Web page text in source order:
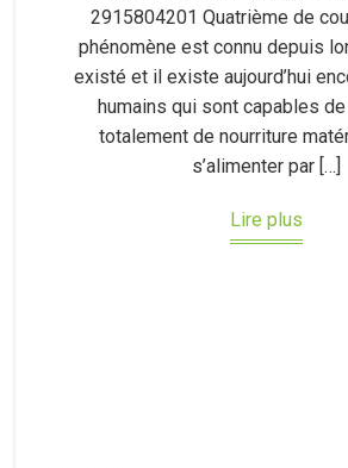
2915804201 Quatrième de
phénomène est connu depuis
existé et il existe aujourd’hui
humains qui sont capables
totalement de nourriture
s’alimenter par […]
Lire plus